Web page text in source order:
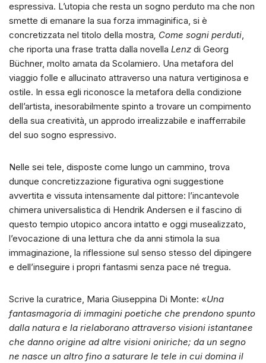
espressiva. L’utopia che resta un sogno perduto ma che non
smette di emanare la sua forza immaginifica, si è
concretizzata nel titolo della mostra, Come sogni perduti,
che riporta una frase tratta dalla novella Lenz di Georg
Büchner, molto amata da Scolamiero. Una metafora del
viaggio folle e allucinato attraverso una natura vertiginosa e
ostile. In essa egli riconosce la metafora della condizione
dell’artista, inesorabilmente spinto a trovare un compimento
della sua creatività, un approdo irrealizzabile e inafferrabile
del suo sogno espressivo.
Nelle sei tele, disposte come lungo un cammino, trova
dunque concretizzazione figurativa ogni suggestione
avvertita e vissuta intensamente dal pittore: l’incantevole
chimera universalistica di Hendrik Andersen e il fascino di
questo tempio utopico ancora intatto e oggi musealizzato,
l’evocazione di una lettura che da anni stimola la sua
immaginazione, la riflessione sul senso stesso del dipingere
e dell’inseguire i propri fantasmi senza pace né tregua.
Scrive la curatrice, Maria Giuseppina Di Monte: «Una
fantasmagoria di immagini poetiche che prendono spunto
dalla natura e la rielaborano attraverso visioni istantanee
che danno origine ad altre visioni oniriche; da un segno
ne nasce un altro fino a saturare le tele in cui domina il